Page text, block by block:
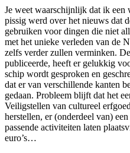
Je weet waarschijnlijk dat ik een
pissig werd over het nieuws dat
gebruiken voor dingen die niet
met het unieke verleden van de
zelfs verder zullen verminken.
publiceerde, heeft er gelukkig
schip wordt gesproken en
dat er van verschillende kanten
gedaan. Probleem blijft dat het
Veiligstellen van cultureel
herstellen, er (onderdeel van)
passende activiteiten laten
euro’s…